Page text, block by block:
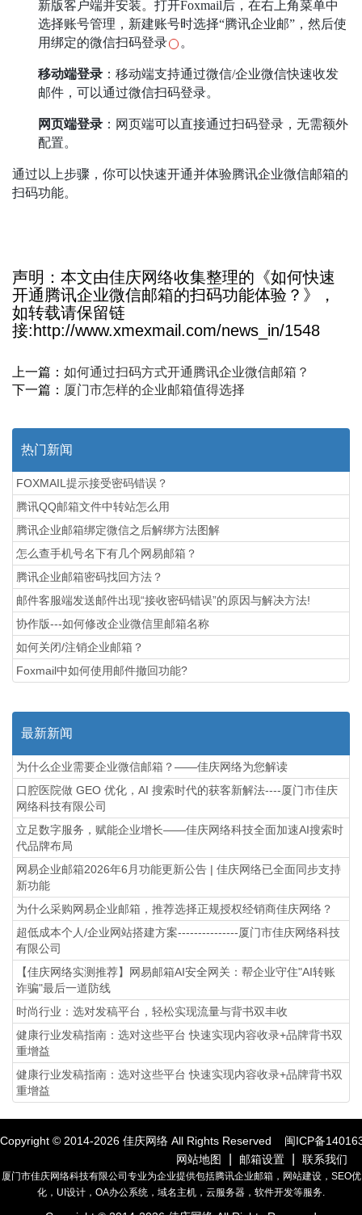
新版客户端并安装。打开Foxmail后，在右上角菜单中
选择账号管理，新建账号时选择“腾讯企业邮”，然后使
用绑定的微信扫码登录
。
移动端登录 ：移动端支持通过微信/企业微信快速收发
邮件，可以通过微信扫码登录。
网页端登录 ：网页端可以直接通过扫码登录，无需额外
配置。
通过以上步骤，你可以快速开通并体验腾讯企业微信邮箱的
扫码功能。
声明：本文由佳庆网络收集整理的《如何快速
开通腾讯企业微信邮箱的扫码功能体验？》，
如转载请保留链
接:http://www.xmexmail.com/news_in/1548
上一篇： 如何通过扫码方式开通腾讯企业微信邮箱？
下一篇： 厦门市怎样的企业邮箱值得选择
热门新闻
FOXMAIL提示接受密码错误？
腾讯QQ邮箱文件中转站怎么用
腾讯企业邮箱绑定微信之后解绑方法图解
怎么查手机号名下有几个网易邮箱？
腾讯企业邮箱密码找回方法？
邮件客服端发送邮件出现“接收密码错误”的原因与解决方法!
协作版---如何修改企业微信里邮箱名称
如何关闭/注销企业邮箱？
Foxmail中如何使用邮件撤回功能?
最新新闻
为什么企业需要企业微信邮箱？——佳庆网络为您解读
口腔医院做 GEO 优化，AI 搜索时代的获客新解法----厦门市佳庆
网络科技有限公司
立足数字服务，赋能企业增长——佳庆网络科技全面加速AI搜索时
代品牌布局
网易企业邮箱2026年6月功能更新公告 | 佳庆网络已全面同步支持
新功能
为什么采购网易企业邮箱，推荐选择正规授权经销商佳庆网络？
超低成本个人/企业网站搭建方案---------------厦门市佳庆网络科技
有限公司
【佳庆网络实测推荐】网易邮箱AI安全网关：帮企业守住"AI转账
诈骗"最后一道防线
时尚行业：选对发稿平台，轻松实现流量与背书双丰收
健康行业发稿指南：选对这些平台 快速实现内容收录+品牌背书双
重增益
健康行业发稿指南：选对这些平台 快速实现内容收录+品牌背书双
重增益
Copyright © 2014-2026 佳庆网络 All Rights Reserved 闽ICP备
网站地图
邮箱设置 联系我们
厦门市佳庆网络科技有限公司专业为企业提供包括腾讯企业邮箱，网站建设，SEO优
化，UI设计，OA办公系统，域名主机，云服务器，软件开发等服务.